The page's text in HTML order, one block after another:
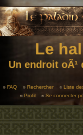
Le
Un endroit
FAQ Rechercher
Liste
Profil
Se connecter